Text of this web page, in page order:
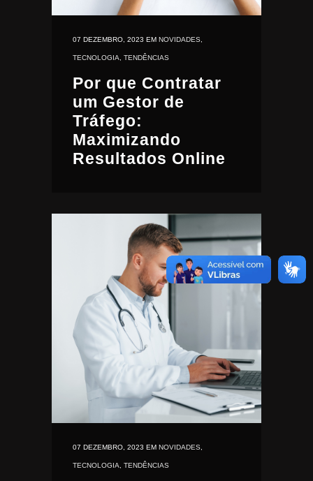
07 DEZEMBRO, 2023 EM NOVIDADES
TECNOLOGIA TENDÊNCIAS
Por que Contratar
um Gestor de
Tráfego:
Maximizando
Resultados Online
07 DEZEMBRO, 2023 EM NOVIDADES
TECNOLOGIA TENDÊNCIAS